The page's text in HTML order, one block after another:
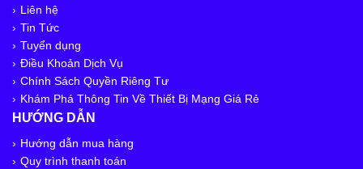
Liên hệ
Tin Tức
Tuyển dụng
Điều Khoản Dịch Vụ
Chính Sách Quyền Riêng Tư
Khám Phá Thông Tin Về Thiết Bị Mạng Giá Rẻ
HƯỚNG DẪN
Hướng dẫn mua hàng
Quy trình thanh toán